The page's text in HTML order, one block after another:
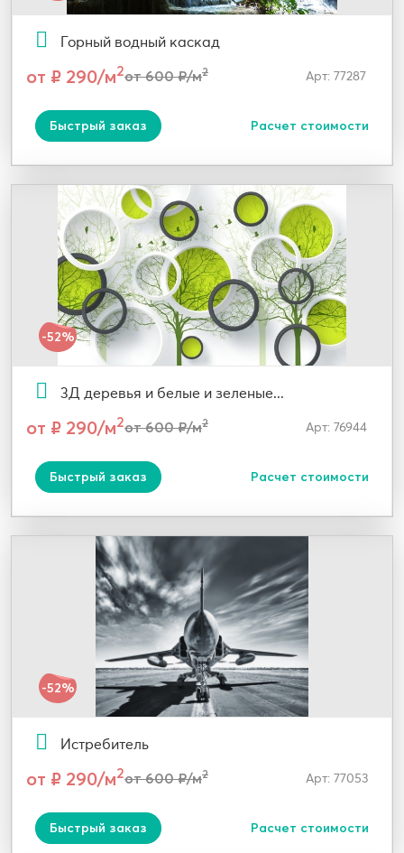
Горный водный каскад
от ₽ 290/м2от 600 ₽/м2 Арт: 77287
Быстрый заказ Расчет стоимости
-52%
3Д деревья и белые и зеленые...
от ₽ 290/м2от 600 ₽/м2 Арт: 76944
Быстрый заказ Расчет стоимости
-52%
Истребитель
от ₽ 290/м2от 600 ₽/м2 Арт: 77053
Быстрый заказ Расчет стоимости